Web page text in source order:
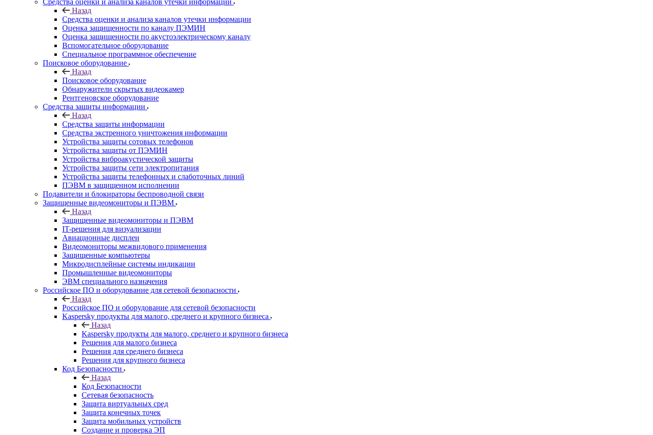
Средства оценки и анализа каналов утечки информации
Назад
Средства оценки и анализа каналов утечки информации
Оценка защищенности по каналу ПЭМИН
Оценка защищенности по акустоэлектрическому каналу
Вспомогательное оборудование
Специальное программное обеспечение
Поисковое оборудование
Назад
Поисковое оборудование
Обнаружители скрытых видеокамер
Рентгеновское оборудование
Средства защиты информации
Назад
Средства защиты информации
Средства экстренного уничтожения информации
Устройства защиты сотовых телефонов
Устройства защиты от ПЭМИН
Устройства виброакустической защиты
Устройства защиты сети электропитания
Устройства защиты телефонных и слаботочных линий
ПЭВМ в защищенном исполнении
Подавители и блокираторы беспроводной связи
Защищенные видеомониторы и ПЭВМ
Назад
Защищенные видеомониторы и ПЭВМ
IT-решения для визуализации
Авиационные дисплеи
Видеомониторы межвидового применения
Защищенные компьютеры
Микродисплейные системы индикации
Промышленные видеомониторы
ЭВМ специального назначения
Российское ПО и оборудование для сетевой безопасности
Назад
Российское ПО и оборудование для сетевой безопасности
Kaspersky продукты для малого, среднего и крупного бизнеса
Назад
Kaspersky продукты для малого, среднего и крупного бизнеса
Решения для малого бизнеса
Решения для среднего бизнеса
Решения для крупного бизнеса
Код Безопасности
Назад
Код Безопасности
Сетевая безопасность
Защита виртуальных сред
Защита конечных точек
Защита мобильных устройств
Создание и проверка ЭП